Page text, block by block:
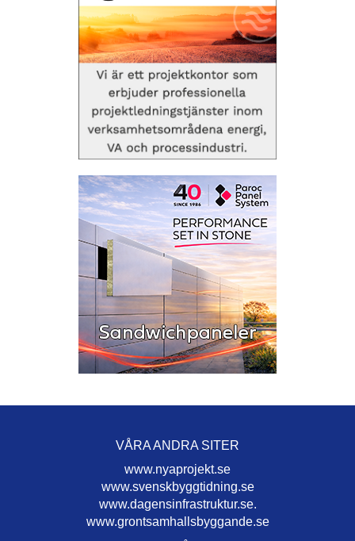
VÅRA ANDRA SITER
www.nyaprojekt.se
www.svenskbyggtidning.se
www.dagensinfrastruktur.se.
www.grontsamhallsbyggande.se